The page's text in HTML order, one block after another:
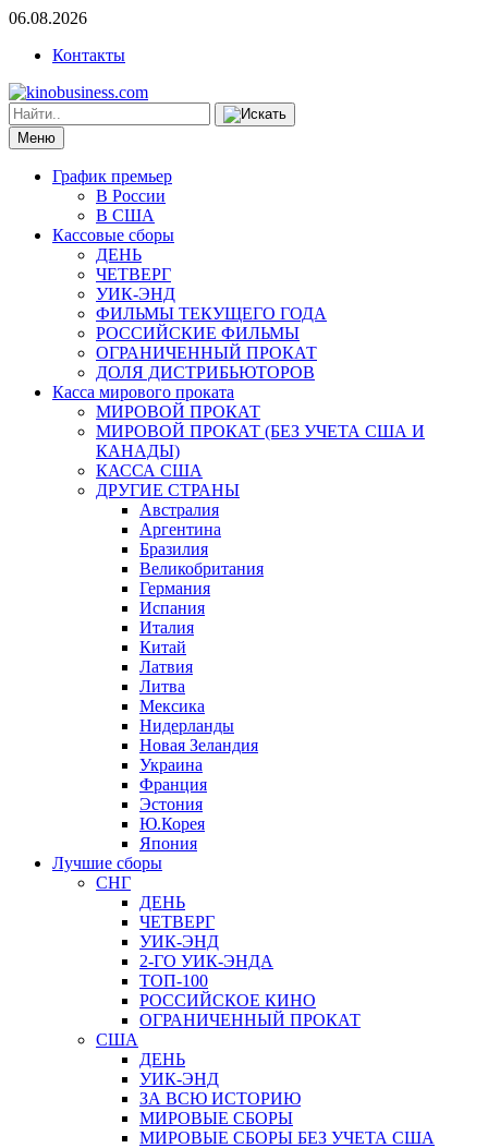
06.08.2026
Контакты
Меню
График премьер
В России
В США
Кассовые сборы
ДЕНЬ
ЧЕТВЕРГ
УИК-ЭНД
ФИЛЬМЫ ТЕКУЩЕГО ГОДА
РОССИЙСКИЕ ФИЛЬМЫ
ОГРАНИЧЕННЫЙ ПРОКАТ
ДОЛЯ ДИСТРИБЬЮТОРОВ
Касса мирового проката
МИРОВОЙ ПРОКАТ
МИРОВОЙ ПРОКАТ (БЕЗ УЧЕТА США И
КАНАДЫ)
КАССА США
ДРУГИЕ СТРАНЫ
Австралия
Аргентина
Бразилия
Великобритания
Германия
Испания
Италия
Китай
Латвия
Литва
Мексика
Нидерланды
Новая Зеландия
Украина
Франция
Эстония
Ю.Корея
Япония
Лучшие сборы
СНГ
ДЕНЬ
ЧЕТВЕРГ
УИК-ЭНД
2-ГО УИК-ЭНДА
ТОП-100
РОССИЙСКОЕ КИНО
ОГРАНИЧЕННЫЙ ПРОКАТ
США
ДЕНЬ
УИК-ЭНД
ЗА ВСЮ ИСТОРИЮ
МИРОВЫЕ СБОРЫ
МИРОВЫЕ СБОРЫ БЕЗ УЧЕТА США